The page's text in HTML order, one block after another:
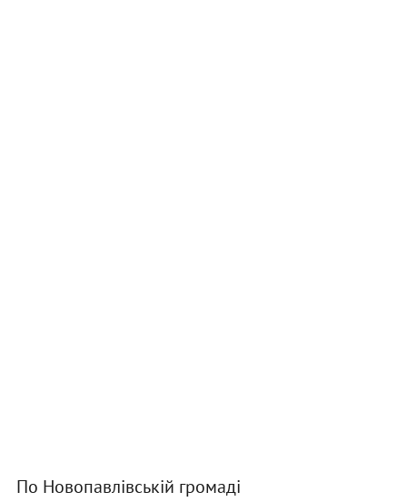
По Новопавлівській громаді